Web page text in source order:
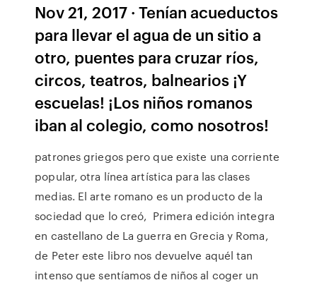
Nov 21, 2017 · Tenían acueductos
para llevar el agua de un sitio a
otro, puentes para cruzar ríos,
circos, teatros, balnearios ¡Y
escuelas! ¡Los niños romanos
iban al colegio, como nosotros!
patrones griegos pero que existe una corriente
popular, otra línea artística para las clases
medias. El arte romano es un producto de la
sociedad que lo creó, Primera edición integra
en castellano de La guerra en Grecia y Roma,
de Peter este libro nos devuelve aquél tan
intenso que sentíamos de niños al coger un